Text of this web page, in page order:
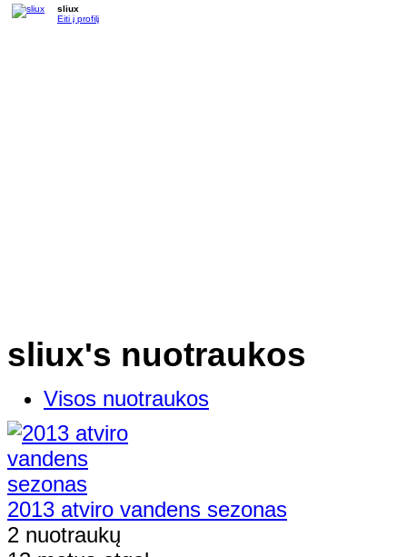
sliux
Eiti į profilį
sliux's nuotraukos
Visos nuotraukos
2013 atviro vandens sezonas
2 nuotraukų